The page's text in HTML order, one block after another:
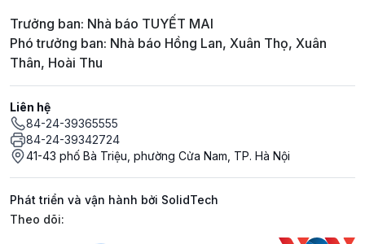
Trưởng ban: Nhà báo TUYẾT MAI
Phó trưởng ban: Nhà báo Hồng Lan, Xuân Thọ, Xuân
Thân, Hoài Thu
Liên hệ
84-24-39365555
84-24-39342724
41-43 phố Bà Triệu, phường Cửa Nam, TP. Hà Nội
Phát triển và vận hành bởi SolidTech
Mạng xã hội
Theo dõi: